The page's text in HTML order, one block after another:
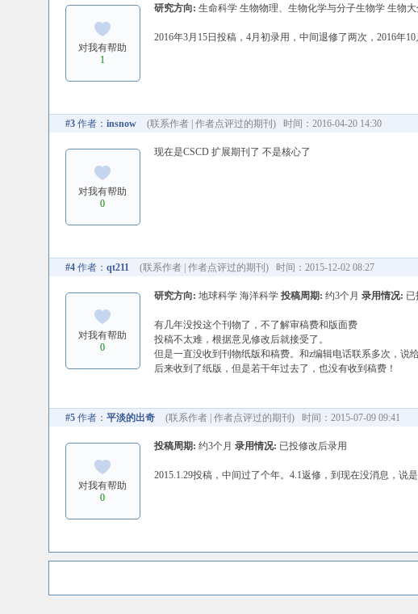
对我有帮助
1
研究方向: 生命科学 生物物理、生物化学与分子生物学 生物
2016年3月15日投稿，4月初录用，中间退修了两次，2016年
#3作者： insnow (联系作者| 作者点评过的期刊 ) 时间：2016-04-20 14:30
对我有帮助
0
现在是CSCD 扩展期刊了 不是核心了
#4作者： qt211 (联系作者| 作者点评过的期刊 ) 时间：2015-12-02 08:27
对我有帮助
0
研究方向: 地球科学 海洋科学 投稿周期: 约3个月 录用情况: 已
有几年没投这个刊物了，不了解审稿费和版面费
投稿不太难，根据意见修改后就接受了。
但是一直没收到刊物纸版和稿费。和z编辑电话联系多次，说
后来收到了纸版，但是若干年过去了，也没有收到稿费！
#5作者： 平淡的出奇 (联系作者| 作者点评过的期刊 ) 时间：2015-07-09 09:41
对我有帮助
0
投稿周期: 约3个月 录用情况: 已投修改后录用
2015.1.29投稿，中间过了个年。4.1返修，到现在没消息，